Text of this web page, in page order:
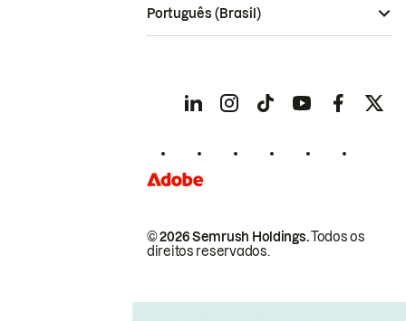
© 2026 Semrush Holdings.Todos os
direitos reservados.
Português (Brasil)